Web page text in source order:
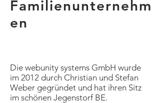
Familienunternehm
en
Die webunity systems GmbH wurde
im 2012 durch Christian und Stefan
Weber gegründet und hat ihren Sitz
im schönen Jegenstorf BE.